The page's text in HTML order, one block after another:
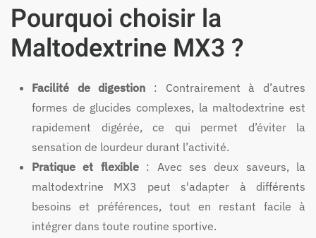
Pourquoi choisir la
Maltodextrine MX3 ?
Facilité de digestion : Contrairement à d’autres
formes de glucides complexes, la maltodextrine est
rapidement digérée, ce qui permet d’éviter la
sensation de lourdeur durant l’activité.
Pratique et flexible: Avec ses deux saveurs, la
maltodextrine MX3 peut s'adapter à différents
besoins et préférences, tout en restant facile à
intégrer dans toute routine sportive.